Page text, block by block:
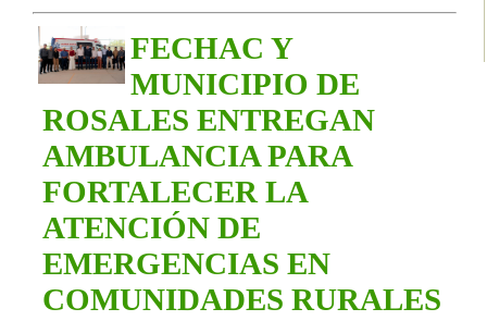
FECHAC Y
MUNICIPIO DE
ROSALES ENTREGAN
AMBULANCIA PARA
FORTALECER LA
ATENCIÓN DE
EMERGENCIAS EN
COMUNIDADES RURALES